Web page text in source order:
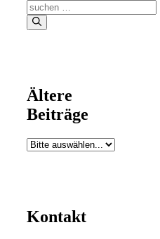
Ältere
Beiträge
Kontakt